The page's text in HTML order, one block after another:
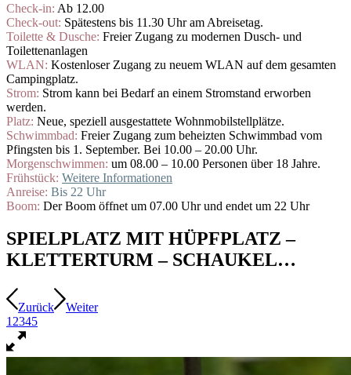
Check-in: Ab 12.00
Check-out: Spätestens bis 11.30 Uhr am Abreisetag.
Toilette & Dusche: Freier Zugang zu modernen Dusch- und
Toilettenanlagen
WLAN: Kostenloser Zugang zu neuem WLAN auf dem gesamten
Campingplatz.
Strom: Strom kann bei Bedarf an einem Stromstand erworben
werden.
Platz: Neue, speziell ausgestattete Wohnmobilstellplätze.
Schwimmbad: Freier Zugang zum beheizten Schwimmbad vom
Pfingsten bis 1. September. Bei 10.00 – 20.00 Uhr.
Morgenschwimmen: um 08.00 – 10.00 Personen über 18 Jahre.
Frühstück: Weitere Informationen
Anreise: Bis 22 Uhr
Boom: Der Boom öffnet um 07.00 Uhr und endet um 22 Uhr
SPIELPLATZ MIT HÜPFPLATZ –
KLETTERTURM – SCHAUKEL…
Zurück
Weiter
1 2345